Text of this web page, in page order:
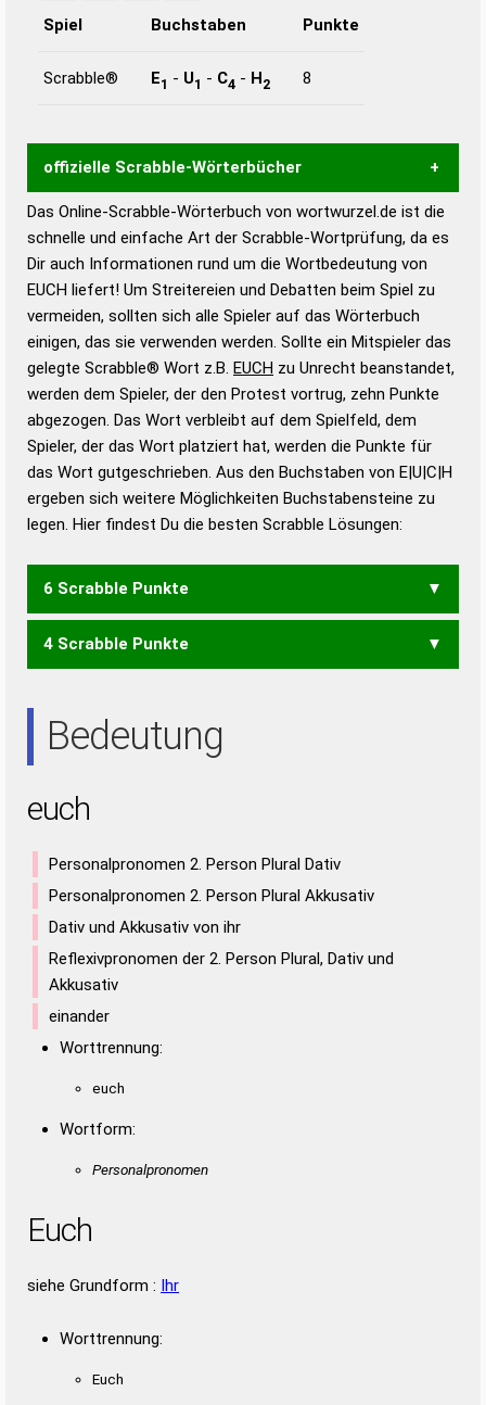
Spiel Buchstaben Punkte
Scrabble® E1 - U1 - C4 - H2 8
offizielle Scrabble-Wörterbücher
Wortwurzel liefert mit Hilfe eines semantischen
Wortanalyse-Algorithmus gute Anhaltspunkte zu
Wortbedeutung, Worttrennung und Wortform, um die
Gültigkeit eines Wortes für das Scrabble-Spiel zu
bestimmen!
zugelassene Turnier Scrabble-
Wörterbücher sind:
Duden – Standardwerk in 12 Bänden
Duden – Richtiges und gutes
Deutsch
Duden – Die deutsche Grammatik
Duden – Deutsches
Universalwörterbuch
Das Online-Scrabble-Wörterbuch von wortwurzel.de ist die
schnelle und einfache Art der Scrabble-Wortprüfung, da es
Dir auch Informationen rund um die Wortbedeutung von
EUCH liefert! Um Streitereien und Debatten beim Spiel zu
vermeiden, sollten sich alle Spieler auf das Wörterbuch
einigen, das sie verwenden werden. Sollte ein Mitspieler das
gelegte Scrabble® Wort z.B. EUCH zu Unrecht beanstandet,
werden dem Spieler, der den Protest vortrug, zehn Punkte
abgezogen. Das Wort verbleibt auf dem Spielfeld, dem
Spieler, der das Wort platziert hat, werden die Punkte für
das Wort gutgeschrieben. Aus den Buchstaben von E|U|C|H
ergeben sich weitere Möglichkeiten Buchstabensteine zu
legen. Hier findest Du die besten Scrabble Lösungen:
6 Scrabble Punkte
ECU
4 Scrabble Punkte
Bedeutung
euch
Personalpronomen 2. Person Plural Dativ
Personalpronomen 2. Person Plural Akkusativ
Dativ und Akkusativ von ihr
Reflexivpronomen der 2. Person Plural, Dativ und
Akkusativ
einander
Worttrennung:
euch
Wortform:
Personalpronomen
Euch
siehe Grundform : Ihr
Worttrennung:
Euch